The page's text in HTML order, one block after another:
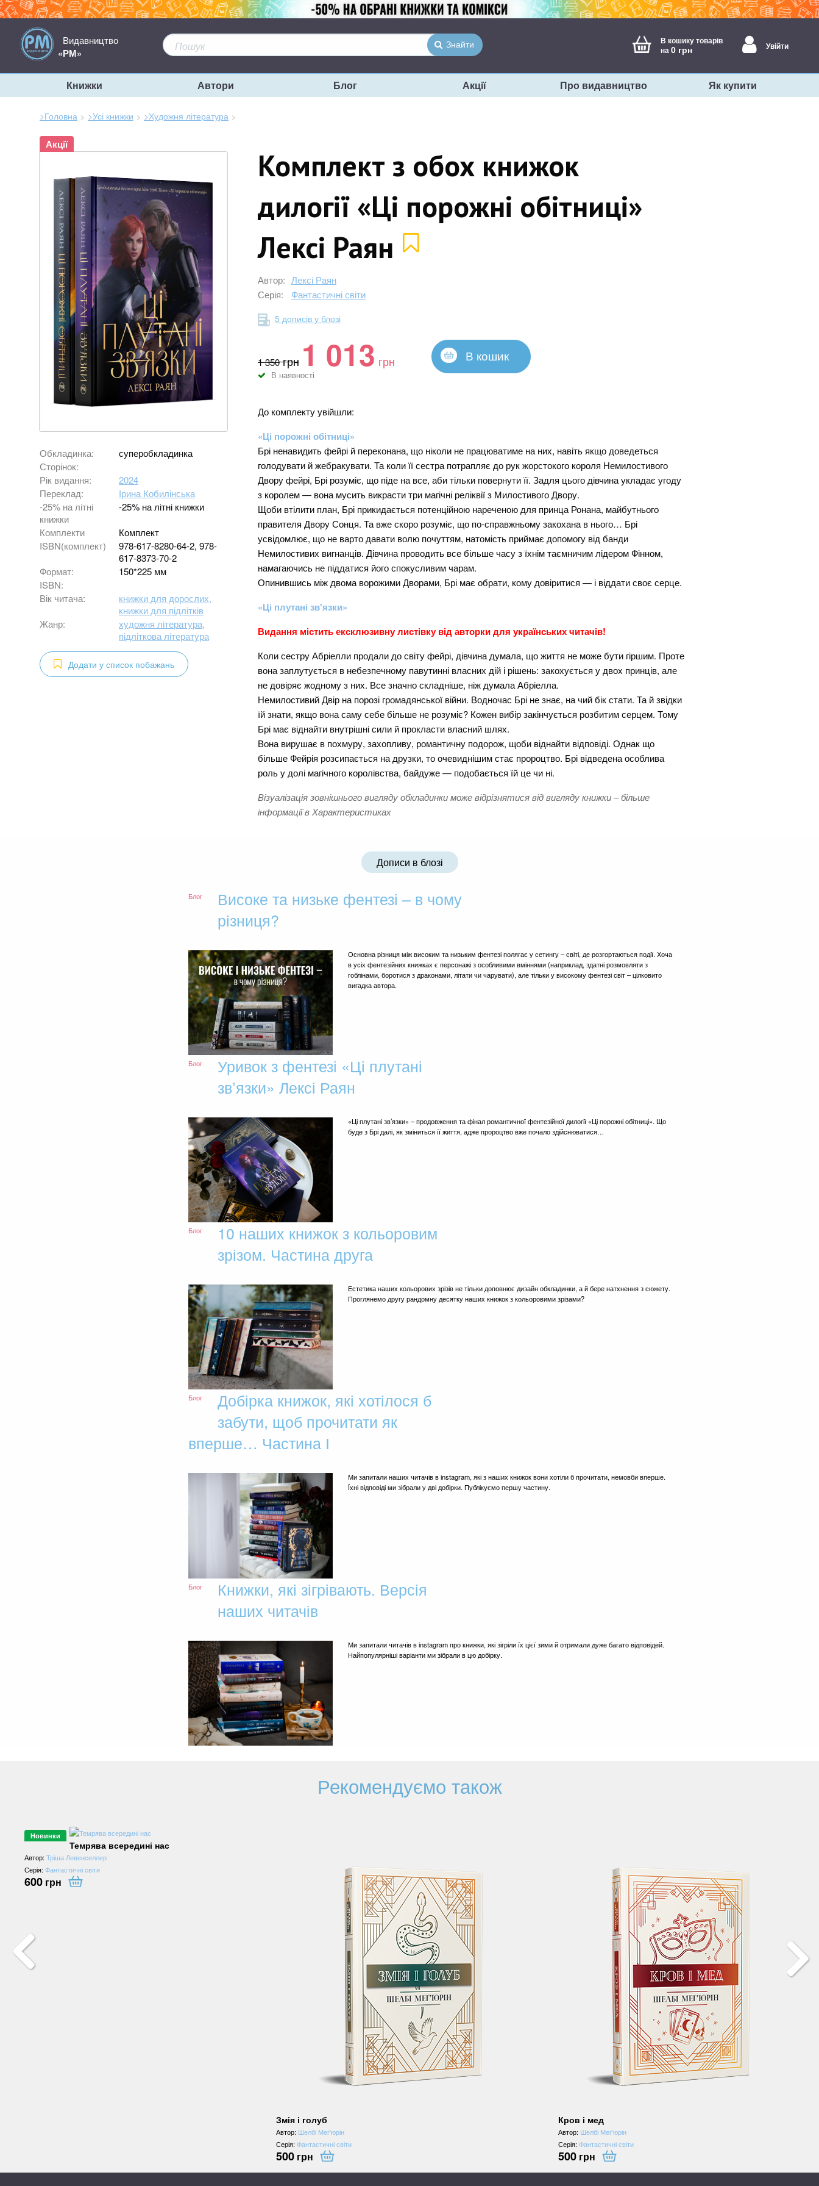
Видавництво
«РМ»
Знайти
В кошику товарів
на0 грн Увійти
Книжки Автори Блог Акції Про видавництво Як купити
>Головна >Усі книжки
>Художня література
тут:
Акції
Обкладинка:
суперобкладинка
Сторінок:
Рік видання:
2024
Переклад:
Ірина Кобилінська
-25% на літні
книжки
-25% на літні книжки
Комплекти
Комплект
ISBN(комплект)
978-617-8280-64-2, 978-
617-8373-70-2
Формат:
150*225 мм
ISBN:
Вік читача:
книжки для дорослих,
книжки для підлітків
Жанр:
художня література,
підліткова література
Додати у список побажань
Комплект з обох книжок
дилогії «Ці порожні обітниці»
Лексі Раян
Автор: Лексі Раян
Серія:
Фантастичні світи
5 дописів у блозі
1 350грн 1 013 грн
В наявності
В кошик
До комплекту увійшли:
«Ці порожні обітниці»
Брі ненавидить фейрі й переконана, що ніколи не працюватиме на них, навіть якщо доведеться
голодувати й жебракувати. Та коли її сестра потрапляє до рук жорстокого короля Немилостивого
Двору фейрі, Брі розуміє, що піде на все, аби тільки повернути її. Задля цього дівчина укладає угоду
з королем — вона мусить викрасти три магічні реліквії з Милостивого Двору.
Щоби втілити план, Брі прикидається потенційною нареченою для принца Ронана, майбутнього
правителя Двору Сонця. Та вже скоро розуміє, що по-справжньому закохана в нього… Брі
усвідомлює, що не варто давати волю почуттям, натомість приймає допомогу від банди
Немилостивих вигнанців. Дівчина проводить все більше часу з їхнім таємничим лідером Фінном,
намагаючись не піддатися його спокусливим чарам.
Опинившись між двома ворожими Дворами, Брі має обрати, кому довіритися — і віддати своє серце.
«Ці плутані зв'язки»
Видання містить ексклюзивну листівку від авторки для українських читачів!
Коли сестру Абріелли продали до світу фейрі, дівчина думала, що життя не може бути гіршим. Проте
вона заплутується в небезпечному павутинні власних дій і рішень: закохується у двох принців, але
не довіряє жодному з них. Все значно складніше, ніж думала Абріелла.
Немилостивий Двір на порозі громадянської війни. Водночас Брі не знає, на чий бік стати. Та й звідки
їй знати, якщо вона саму себе більше не розуміє? Кожен вибір закінчується розбитим серцем. Тому
Брі має віднайти внутрішні сили й прокласти власний шлях.
Вона вирушає в похмуру, захопливу, романтичну подорож, щоби віднайти відповіді. Однак що
більше Фейрія розсипається на друзки, то очевиднішим стає пророцтво. Брі відведена особлива
роль у долі магічного королівства, байдуже — подобається їй це чи ні.
Візуалізація зовнішнього вигляду обкладинки може відрізнятися від вигляду книжки – більше
інформації в Характеристиках
Дописи в блозі
Блог
Високе та низьке фентезі – в чому
різниця?
Основна різниця між високим та низьким фентезі полягає у сетингу – світі, де розгортаються події. Хоча
в усіх фентезійних книжках є персонажі з особливими вміннями (наприклад, здатні розмовляти з
гоблінами, боротися з драконами, літати чи чарувати), але тільки у високому фентезі світ – цілковито
вигадка автора.
Блог
Уривок з фентезі «Ці плутані
зв’язки» Лексі Раян
«Ці плутані зв’язки» – продовження та фінал романтичної фентезійної дилогії «Ці порожні обітниці». Що
буде з Брі далі, як зміниться її життя, адже пророцтво вже почало здійснюватися…
Блог
10 наших книжок з кольоровим
зрізом. Частина друга
Естетика наших кольорових зрізів не тільки доповнює дизайн обкладинки, а й бере натхнення з сюжету.
Проглянемо другу рандомну десятку наших книжок з кольоровими зрізами?
Блог
Добірка книжок, які хотілося б
забути, щоб прочитати як
вперше… Частина І
Ми запитали наших читачів в instagram, які з наших книжок вони хотіли б прочитати, немовби вперше.
Їхні відповіді ми зібрали у дві добірки. Публікуємо першу частину.
Блог
Книжки, які зігрівають. Версія
наших читачів
Ми запитали читачів в instagram про книжки, які зігріли їх цієї зими й отримали дуже багато відповідей.
Найпопулярніші варіанти ми зібрали в цю добірку.
Рекомендуємо також
Новинки
Темрява всередині нас
Автор:Тріша Левенселлер
Серія:Фантастичні світи
600 грн
Змія і голуб
Автор: Шелбі Мег'юрін
Серія:Фантастичні світи
500 грн
Кров і мед
Автор: Шелбі Мег'юрін
Серія:Фантастичні світи
500 грн